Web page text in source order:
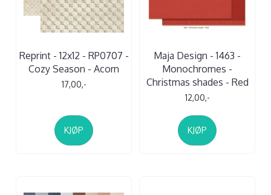
Reprint - 12x12 - RP0707 -
Cozy Season - Acorn
17,00,-
KJØP
Maja Design - 1463 -
Monochromes -
Christmas shades - Red
12,00,-
KJØP